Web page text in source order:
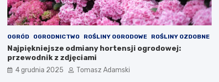
OGRÓD OGRODNICTWO ROŚLINY OGRODOWE ROŚLINY OZDOBNE
Najpiękniejsze odmiany hortensji ogrodowej:
przewodnik z zdjęciami
4 grudnia 2025 Tomasz Adamski